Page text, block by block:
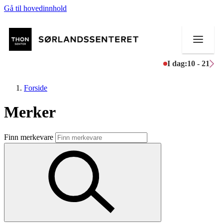
Gå til hovedinnhold
I dag:10 - 21
Butikker
Mat og drikke
Aktiviteter
Forside
Merker
Finn merkevare